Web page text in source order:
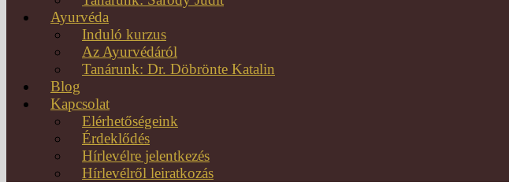
Ayurvéda
Induló kurzus
Az Ayurvédáról
Tanárunk: Dr. Döbrönte Katalin
Blog
Kapcsolat
Elérhetőségeink
Érdeklődés
Hírlevélre jelentkezés
Hírlevélről leiratkozás